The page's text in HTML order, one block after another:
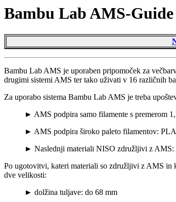
Bambu Lab AMS-Guide
Bambu Lab AMS je uporaben pripomoček za
drugimi sistemi AMS ter tako uživati v 16 različnih
Za uporabo sistema Bambu Lab AMS je treba
► AMS podpira samo filamente s premerom
► AMS podpira široko paleto filamentov:
► Naslednji materiali NISO združljivi z AMS:
Po ugotovitvi, kateri materiali so združljivi z AMS in
dve velikosti:
► dolžina tuljave: do 68 mm